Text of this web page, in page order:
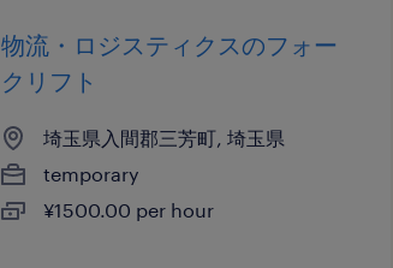
物流・ロジスティクスのフォー
クリフト
埼玉県入間郡三芳町, 埼玉県
temporary
¥1500.00 per hour